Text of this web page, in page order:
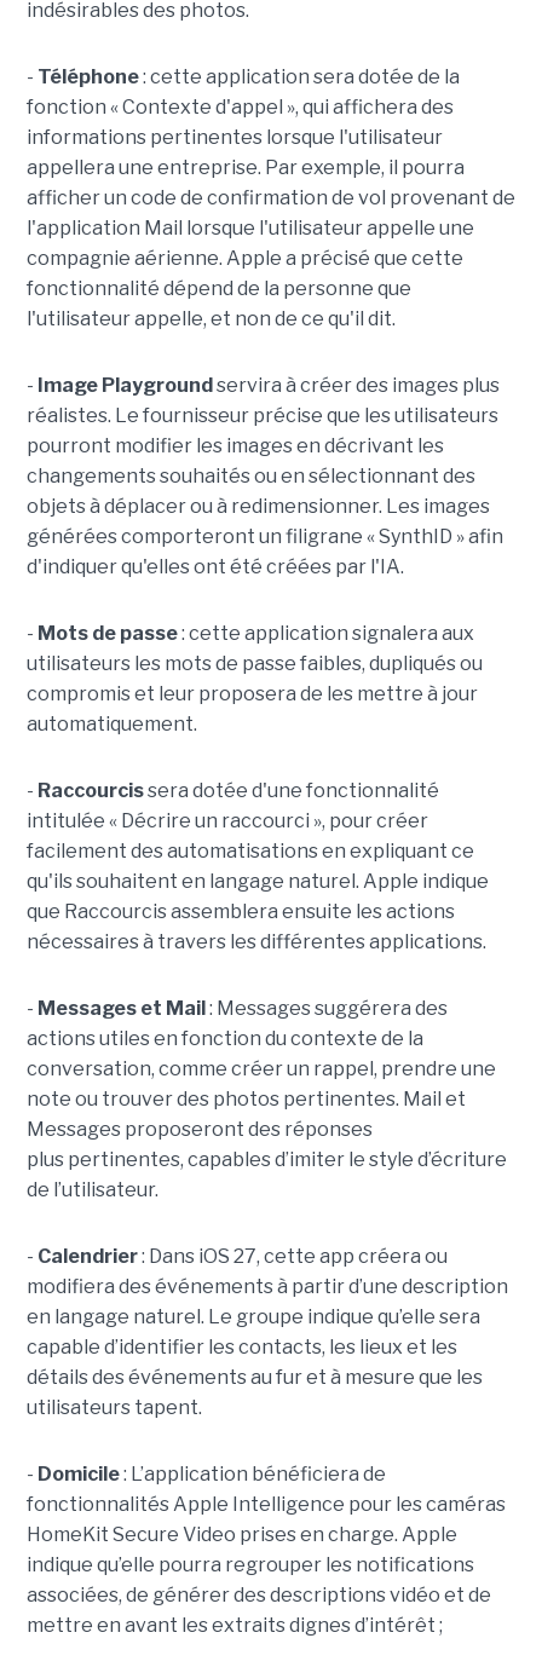
indésirables des photos.
- Téléphone: cette application sera dotée de la
fonction « Contexte d'appel », qui affichera des
informations pertinentes lorsque l'utilisateur
appellera une entreprise. Par exemple, il pourra
afficher un code de confirmation de vol provenant de
l'application Mail lorsque l'utilisateur appelle une
compagnie aérienne. Apple a précisé que cette
fonctionnalité dépend de la personne que
l'utilisateur appelle, et non de ce qu'il dit.
- Image Playgroundservira à créer des images plus
réalistes. Le fournisseur précise que les utilisateurs
pourront modifier les images en décrivant les
changements souhaités ou en sélectionnant des
objets à déplacer ou à redimensionner. Les images
générées comporteront un filigrane « SynthID » afin
d'indiquer qu'elles ont été créées par l'IA.
- Mots de passe: cette application signalera aux
utilisateurs les mots de passe faibles, dupliqués ou
compromis et leur proposera de les mettre à jour
automatiquement.
- Raccourcissera dotée d'une fonctionnalité
intitulée « Décrire un raccourci », pour créer
facilement des automatisations en expliquant ce
qu'ils souhaitent en langage naturel. Apple indique
que Raccourcis assemblera ensuite les actions
nécessaires à travers les différentes applications.
- Messages et Mail: Messages suggérera des
actions utiles en fonction du contexte de la
conversation, comme créer un rappel, prendre une
note ou trouver des photos pertinentes. Mail et
Messages proposeront des réponses
plus pertinentes, capables d’imiter le style d’écriture
de l’utilisateur.
- Calendrier: Dans iOS 27, cette app créera ou
modifiera des événements à partir d’une description
en langage naturel. Le groupe indique qu’elle sera
capable d’identifier les contacts, les lieux et les
détails des événements au fur et à mesure que les
utilisateurs tapent.
- Domicile: L’application bénéficiera de
fonctionnalités Apple Intelligence pour les caméras
HomeKit Secure Video prises en charge. Apple
indique qu’elle pourra regrouper les notifications
associées, de générer des descriptions vidéo et de
mettre en avant les extraits dignes d’intérêt ;